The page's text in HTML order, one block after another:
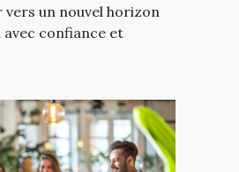
vers un nouvel horizon
confiance et